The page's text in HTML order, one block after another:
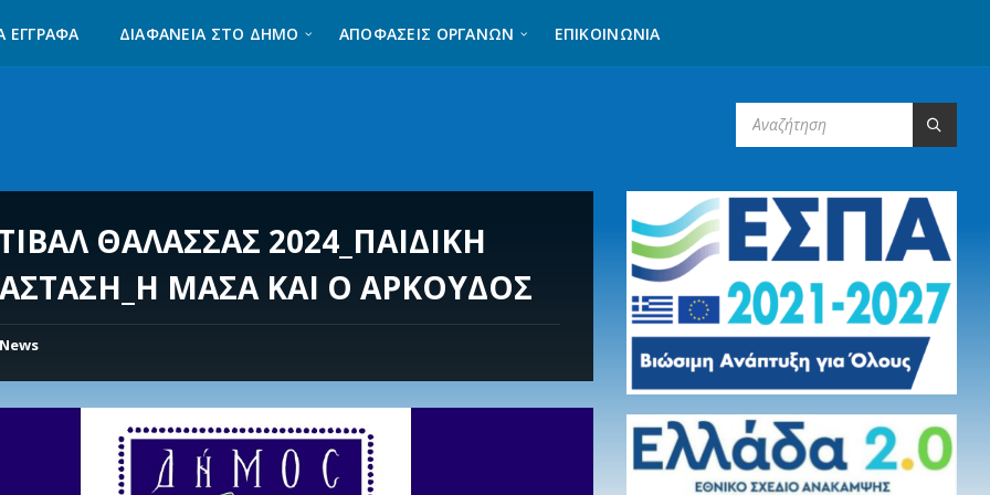
ΈΓΓΡΑΦΑ ΔΙΑΦΆΝΕΙΑ ΣΤΟ ΔΉΜΟ ΑΠΟΦΑΣΕΙΣ ΟΡΓΑΝΩΝ ΕΠΙΚΟΙΝΩΝΊΑ
ΘΑΛΑΣΣΑΣ 2024_ΠΑΙΔΙΚΗ
ΜΑΣΑ ΚΑΙ Ο ΑΡΚΟΥΔΟΣ
News